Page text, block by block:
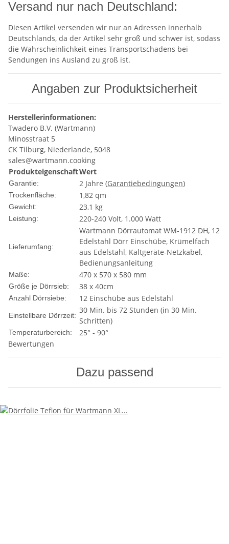
Versand nur nach Deutschland:
Diesen Artikel versenden wir nur an Adressen innerhalb
Deutschlands, da der Artikel sehr groß und schwer ist, sodass
die Wahrscheinlichkeit eines Transportschadens bei
Sendungen ins Ausland zu groß ist.
Angaben zur Produktsicherheit
Herstellerinformationen:
Twadero B.V. (Wartmann)
Minosstraat 5
CK Tilburg, Niederlande, 5048
sales@wartmann.cooking
ProdukteigenschaftWert
Garantie: 2 Jahre (Garantiebedingungen)
Trockenfläche: 1,82 qm
Gewicht: 23,1 kg
Leistung: 220-240 Volt, 1.000 Watt
Lieferumfang:
Wartmann Dörrautomat WM-1912 DH, 12
Edelstahl Dörr Einschübe, Krümelfach
aus Edelstahl, Kaltgeräte-Netzkabel,
Bedienungsanleitung
Maße: 470 x 570 x 580 mm
Größe je Dörrsieb: 38 x 40cm
Anzahl Dörrsiebe: 12 Einschübe aus Edelstahl
Einstellbare Dörrzeit:
30 Min. bis 72 Stunden (in 30 Min.
Schritten)
Temperaturbereich:
25° - 90°
Bewertungen
Dazu passend